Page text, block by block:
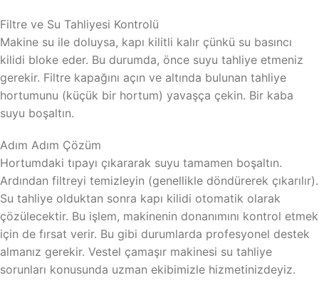
Filtre ve Su Tahliyesi Kontrolü
Makine su ile doluysa, kapı kilitli kalır çünkü su basıncı
kilidi bloke eder. Bu durumda, önce suyu tahliye etmeniz
gerekir. Filtre kapağını açın ve altında bulunan tahliye
hortumunu (küçük bir hortum) yavaşça çekin. Bir kaba
suyu boşaltın.
Adım Adım Çözüm
Hortumdaki tıpayı çıkararak suyu tamamen boşaltın.
Ardından filtreyi temizleyin (genellikle döndürerek çıkarılır).
Su tahliye olduktan sonra kapı kilidi otomatik olarak
çözülecektir. Bu işlem, makinenin donanımını kontrol etmek
için de fırsat verir. Bu gibi durumlarda profesyonel destek
almanız gerekir. Vestel çamaşır makinesi su tahliye
sorunları konusunda uzman ekibimizle hizmetinizdeyiz.